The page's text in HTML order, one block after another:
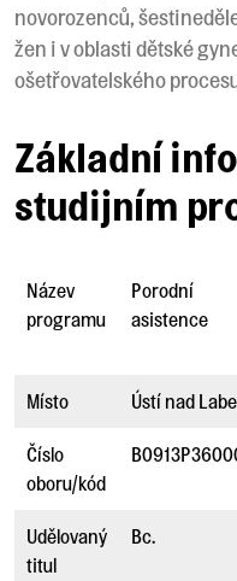
novorozenců,
žen i v oblasti dětské
ošetřovatelského
Základní
studijním
Název
programu
Porodní
asistence
Místo Ústí nad
Číslo
oboru/kód
Udělovaný
titul
Bc.